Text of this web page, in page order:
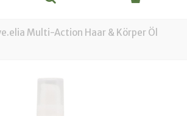
Multi-Action Haar & Körper Öl